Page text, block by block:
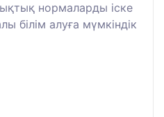
нормаларды іске
білім алуға мүмкіндік